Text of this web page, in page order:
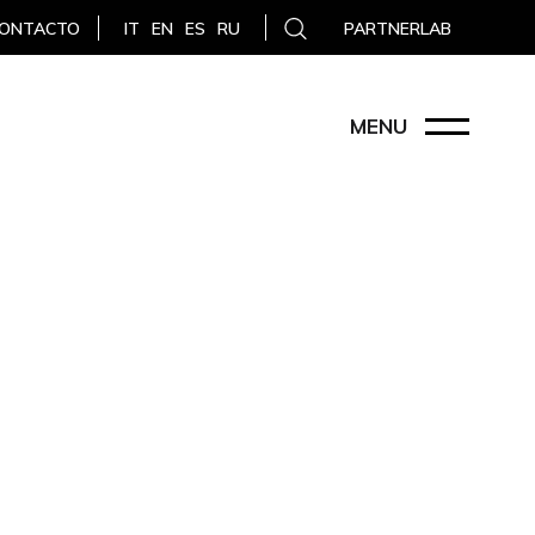
IT EN ES RU PARTNERLAB
MENU